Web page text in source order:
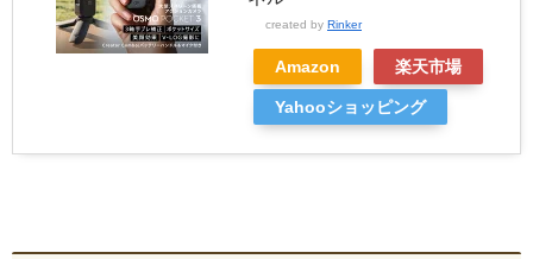
created by Rinker
Amazon 楽天市場
Yahooショッピング